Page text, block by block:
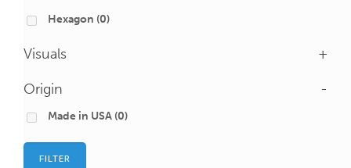
Hexagon (0)
Visuals +
Origin -
Made in USA (0)
FILTER